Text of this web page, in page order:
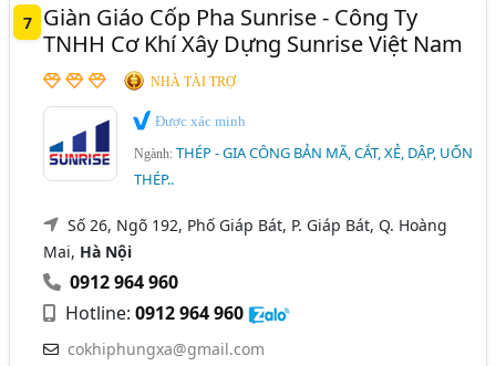
7
Giàn Giáo Cốp Pha Sunrise - Công Ty
TNHH Cơ Khí Xây Dựng Sunrise Việt Nam
NHÀ TÀI TRỢ
Được xác minh
Ngành:THÉP - GIA CÔNG BẢN MÃ, CẮT, XẺ, DẬP, UỐN
THÉP..
Số 26, Ngõ 192, Phố Giáp Bát, P. Giáp Bát, Q. Hoàng
Mai, Hà Nội
0912 964 960
Hotline:0912 964 960
cokhiphungxa@gmail.com